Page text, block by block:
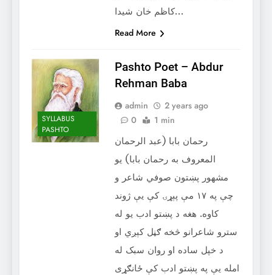
کاظم خان شيدا…
Read More
SYLLABUS
PASHTO
Pashto Poet – ‌Abdur
Rehman Baba
admin
2 years ago
0
1 min
رحمان بابا (عبد الرحمان
المعروف به رحمان بابا) يو
مشهور پښتون صوفي شاعر و
چې په ۱۷ مې پېړۍ کې یې ژوند
کاوه. هغه د پښتو ادب يو له
سترو شاعرانو څخه ګڼل کېږي او
د خپل ساده او روان سبک له
امله یې په پښتو ادب کې ځانګړی